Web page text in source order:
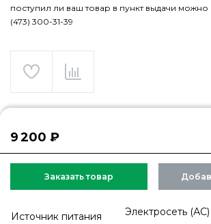
поступил ли ваш товар в пункт выдачи
(473) 300-31-39
9 200 ₽
Заказать товар
Источник питания
Электросеть